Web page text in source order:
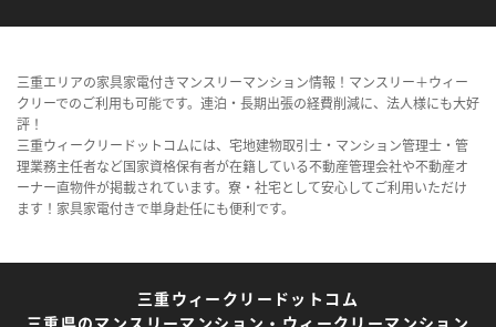
三重エリアの家具家電付きマンスリーマンション情報！マンスリー＋ウィー
クリーでのご利用も可能です。連泊・長期出張の経費削減に、法人様にも大好
評！
三重ウィークリードットコムには、宅地建物取引士・マンション管理士・管
理業務主任者など国家資格保有者が在籍している不動産管理会社や不動産オ
ーナー直物件が掲載されています。寮・社宅として安心してご利用いただけ
ます！家具家電付きで単身赴任にも便利です。
三重ウィークリードットコム